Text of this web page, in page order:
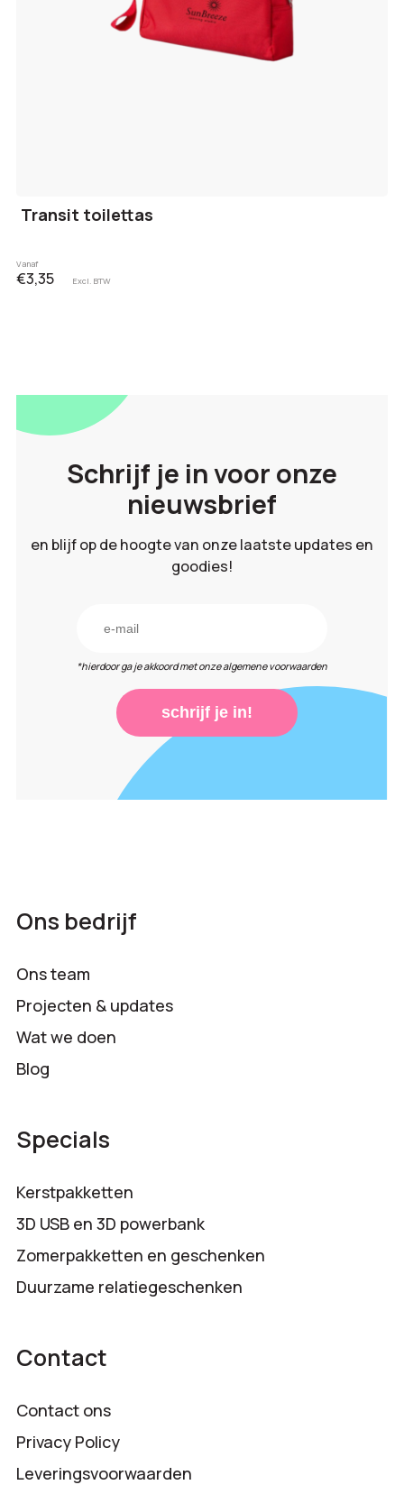
Transit toilettas
Vanaf
€3,35 Excl. BTW
Schrijf je in voor onze
nieuwsbrief
en blijf op de hoogte van onze laatste updates en
goodies!
*hierdoor ga je akkoord met onze algemene voorwaarden
schrijf je in!
Ons bedrijf
Ons team
Projecten & updates
Wat we doen
Blog
Specials
Kerstpakketten
3D USB en 3D powerbank
Zomerpakketten en geschenken
Duurzame relatiegeschenken
Contact
Contact ons
Privacy Policy
Leveringsvoorwaarden